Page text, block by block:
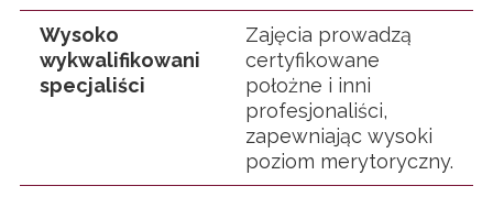
Wysoko
wykwalifikowani
specjaliści
Zajęcia prowadzą
certyfikowane
położne i inni
profesjonaliści,
zapewniając wysoki
poziom merytoryczny.